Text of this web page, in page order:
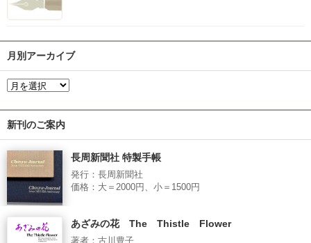
月別アーカイブ
新刊のご案内
長周新聞社 特製手帳
発行：長周新聞社
価格：大＝2000円、小＝1500円
あざみの花 The Thistle Flower
著者：古川豊子